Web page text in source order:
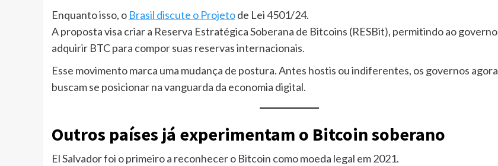
Enquanto isso, o Brasil discute o Projetode Lei 4501/24.
A proposta visa criar a Reserva Estratégica Soberana de Bitcoins (RESBit), permitindo ao governo
adquirir BTC para compor suas reservas internacionais.
Esse movimento marca uma mudança de postura. Antes hostis ou indiferentes, os governos agora
buscam se posicionar na vanguarda da economia digital.
Outros países já experimentam o Bitcoin soberano
El Salvador foi o primeiro a reconhecer o Bitcoin como moeda legal em 2021.